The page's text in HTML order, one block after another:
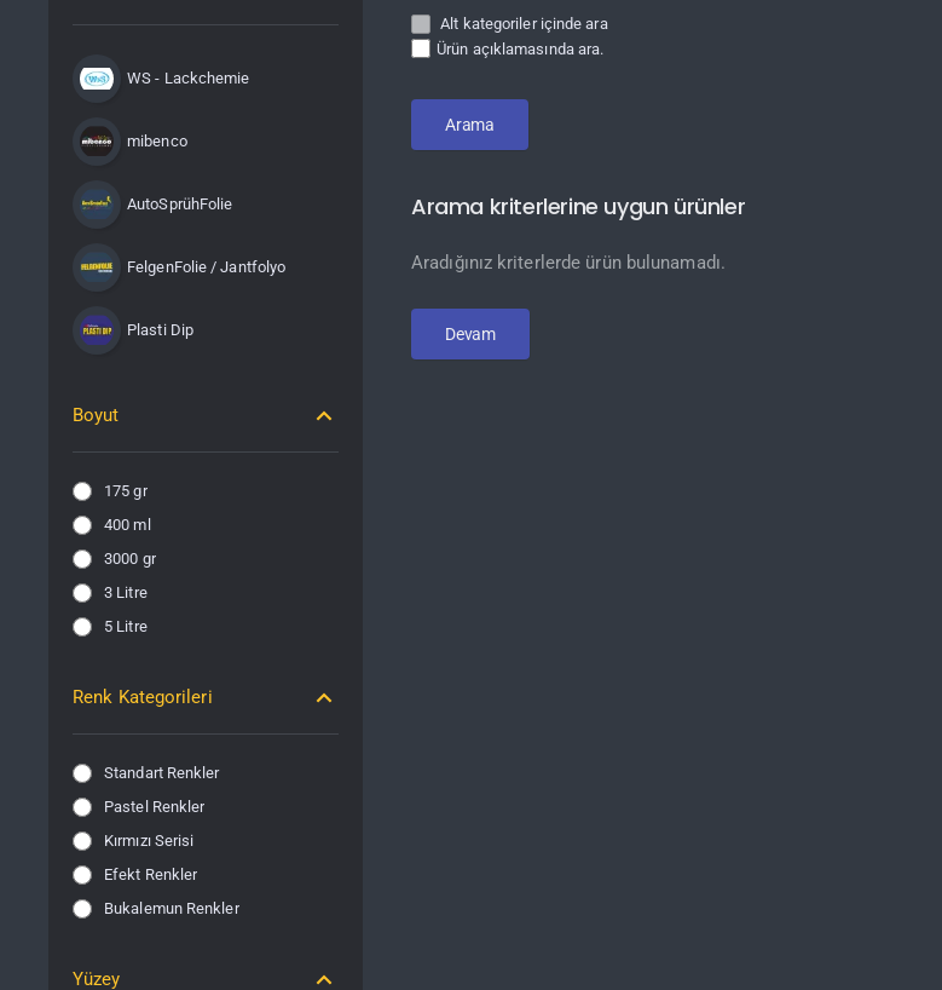
WS - Lackchemie
mibenco
AutoSprühFolie
FelgenFolie / Jantfolyo
Plasti Dip
Boyut
175 gr
400 ml
3000 gr
3 Litre
5 Litre
Renk Kategorileri
Standart Renkler
Pastel Renkler
Kırmızı Serisi
Efekt Renkler
Bukalemun Renkler
Yüzey
Alt kategoriler içinde ara
Ürün açıklamasında ara.
Arama
Arama kriterlerine uygun ürünler
Aradığınız kriterlerde ürün bulunamadı.
Devam